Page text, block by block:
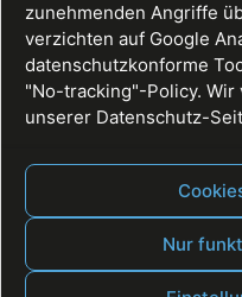
zunehmenden Angriffe
verzichten auf Google
datenschutzkonforme
"No-tracking"-Policy. Wir
unserer Datenschutz-
Nur
https://art5agentur.de/
content/uploads/2019/